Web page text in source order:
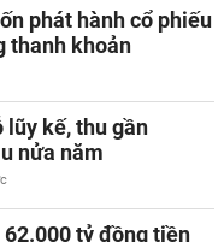
phát hành cổ phiếu
thanh khoản
lũy kế, thu gần
nửa năm
tỷ đồng tiền